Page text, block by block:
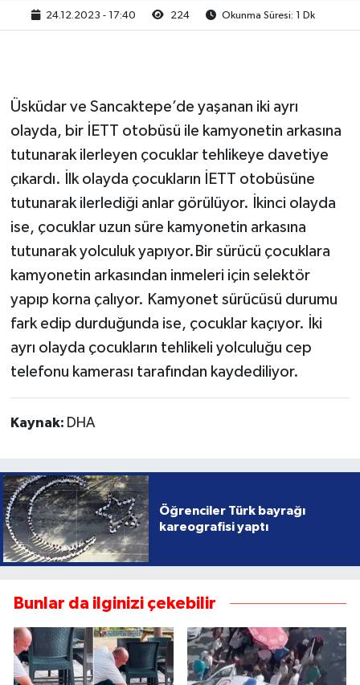
24.12.2023 - 17:40 224 Okunma Süresi: 1 Dk
Üsküdar ve Sancaktepe’de yaşanan iki ayrı
olayda, bir İETT otobüsü ile kamyonetin arkasına
tutunarak ilerleyen çocuklar tehlikeye davetiye
çıkardı. İlk olayda çocukların İETT otobüsüne
tutunarak ilerlediği anlar görülüyor. İkinci olayda
ise, çocuklar uzun süre kamyonetin arkasına
tutunarak yolculuk yapıyor.Bir sürücü çocuklara
kamyonetin arkasından inmeleri için selektör
yapıp korna çalıyor. Kamyonet sürücüsü durumu
fark edip durduğunda ise, çocuklar kaçıyor. İki
ayrı olayda çocukların tehlikeli yolculuğu cep
telefonu kamerası tarafından kaydediliyor.
Kaynak: DHA
Öğrenciler Türk bayrağı
kareografisi yaptı
Bunlar da ilginizi çekebilir